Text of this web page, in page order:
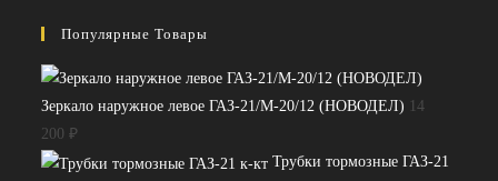
Популярные Товары
Зеркало наружное левое ГАЗ-21/М-20/12 (НОВОДЕЛ)
14
200₽
Трубки тормозные ГАЗ-21